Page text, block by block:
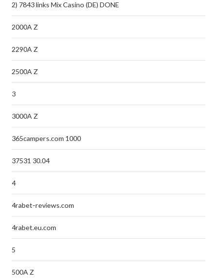
2) 7843 links Mix Casino (DE) DONE
2000A Z
2290A Z
2500A Z
3
3000A Z
365campers.com 1000
37531 30.04
4
4rabet-reviews.com
4rabet.eu.com
5
500A Z